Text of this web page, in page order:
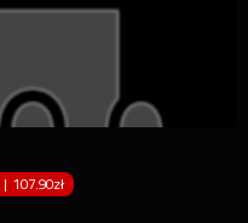
|107.90zł